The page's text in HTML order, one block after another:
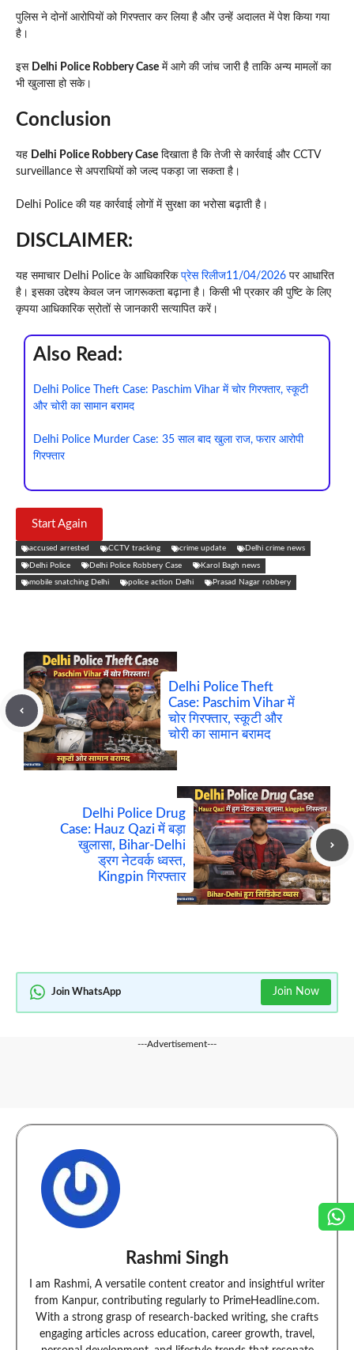
पुलिस ने दोनों आरोपियों को गिरफ्तार कर लिया है और उन्हें अदालत में पेश किया गया
है।
इस Delhi Police Robbery Case में आगे की जांच जारी है ताकि अन्य मामलों का
भी खुलासा हो सके।
Conclusion
यह Delhi Police Robbery Case दिखाता है कि तेजी से कार्रवाई और CCTV
surveillance से अपराधियों को जल्द पकड़ा जा सकता है।
Delhi Police की यह कार्रवाई लोगों में सुरक्षा का भरोसा बढ़ाती है।
DISCLAIMER:
यह समाचार Delhi Police के आधिकारिक प्रेस रिलीज11/04/2026 पर आधारित
है। इसका उद्देश्य केवल जन जागरूकता बढ़ाना है। किसी भी प्रकार की पुष्टि के लिए
कृपया आधिकारिक स्रोतों से जानकारी सत्यापित करें।
Also Read:
Delhi Police Theft Case: Paschim Vihar में चोर गिरफ्तार, स्कूटी
और चोरी का सामान बरामद
Delhi Police Murder Case: 35 साल बाद खुला राज, फरार आरोपी
गिरफ्तार
Start Again
accused arrested CCTV tracking crime update Delhi crime news
Delhi Police Delhi Police Robbery Case Karol Bagh news
mobile snatching Delhi police action Delhi Prasad Nagar robbery
Delhi Police Theft
Case: Paschim Vihar में
चोर गिरफ्तार, स्कूटी और
चोरी का सामान बरामद
Delhi Police Drug
Case: Hauz Qazi में बड़ा
खुलासा, Bihar-Delhi
ड्रग नेटवर्क ध्वस्त,
Kingpin गिरफ्तार
Join WhatsApp Join Now
---Advertisement---
Rashmi Singh
I am Rashmi, A versatile content creator and insightful writer
from Kanpur, contributing regularly to PrimeHeadline.com.
With a strong grasp of research-backed writing, she crafts
engaging articles across education, career growth, travel,